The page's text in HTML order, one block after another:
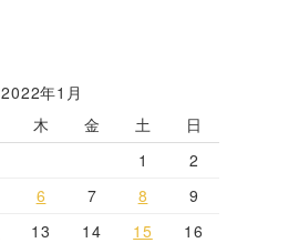
2022年1月
木 金 土
日
1
2
6 7 8
9
13 14 15
16